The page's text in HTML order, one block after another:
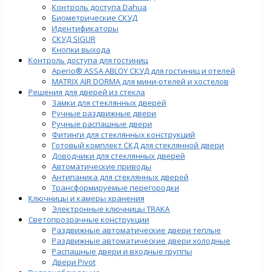
Контроль доступа Dahua
Биометрические СКУД
Идентификаторы
СКУД SIGUR
Кнопки выхода
Контроль доступа для гостиниц
Aperio® ASSA ABLOY СКУД для гостиниц и отелей
MATRIX AIR DORMA для мини-отелей и хостелов
Решения для дверей из стекла
Замки для стеклянных дверей
Ручные раздвижные двери
Ручные распашные двери
Фитинги для стеклянных конструкций
Готовый комплект СКД для стеклянной двери
Доводчики для стеклянных дверей
Автоматические приводы
Антипаника для стеклянных дверей
Трансформируемые перегородки
Ключницы и камеры хранения
Электронные ключницы TRAKA
Светопрозрачные конструкции
Раздвижные автоматические двери теплые
Раздвижные автоматические двери холодные
Распашные двери и входные группы
Двери Pivot